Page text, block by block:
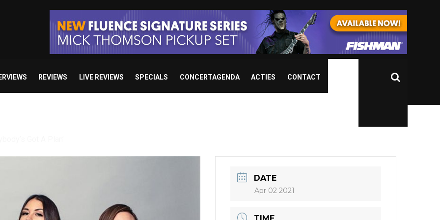
REVIEWS LIVE REVIEWS SPECIALS CONCERTAGENDA ACTIES CONTACT
DATE
Apr 02 2021